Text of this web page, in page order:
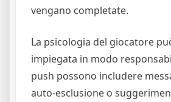
vengano completate.
La psicologia del giocatore
impiegata in modo
push possono includere
auto‑esclusione o